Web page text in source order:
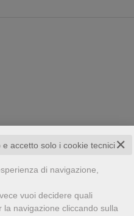
✕
e accetto solo i cookie tecnici
di navigazione,
vuoi decidere quali
navigazione cliccando sulla
anche...